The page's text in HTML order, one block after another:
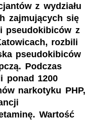
z wydziału
zajmujących się
pseudokibiców z
rozbili
pseudokibiców
Podczas
ponad 1200
narkotyku PHP,
Wartość